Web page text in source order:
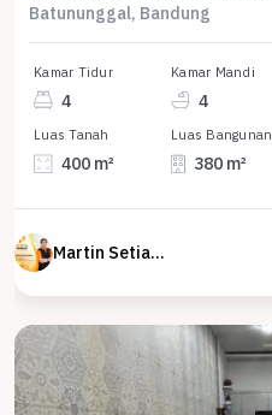
Batununggal, Bandung
Kamar Tidur
4
Kamar Mandi
4
Luas Tanah
400 m²
Luas Bangunan
380 m²
Martin Setiawan Tjandra